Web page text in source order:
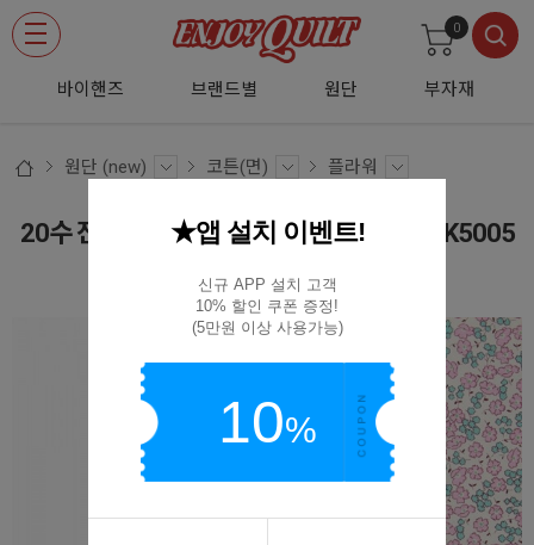
바이핸즈 브랜드별 원단 부자재
0
원단 (new) 코튼(면) 플라워
20수 잔꽃 플라워 면원단 퀼트원단 - 핑크 JK5005
JK5005
★앱 설치 이벤트!
신규 APP 설치 고객
10% 할인 쿠폰 증정!
(5만원 이상 사용가능)
10%